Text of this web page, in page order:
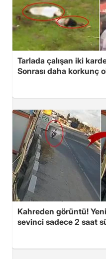
Tarlada çalışan iki
Sonrası daha korkunç
Kahreden görüntü!
sevinci sadece 2 saat